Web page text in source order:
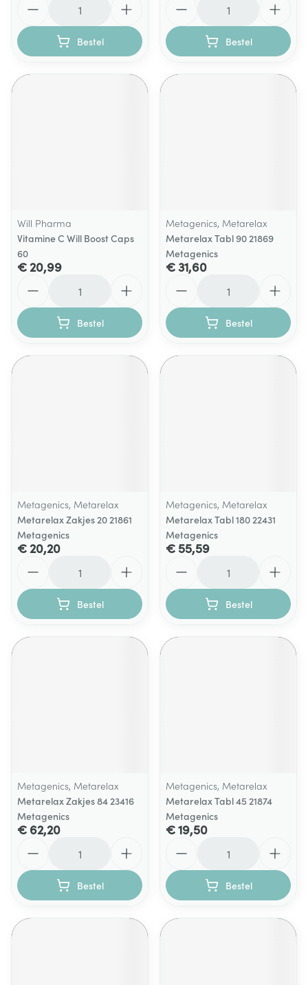
Bestel Bestel
Will Pharma
Vitamine C Will Boost Caps
60
€ 20,99
Bestel
Metagenics, Metarelax
Metarelax Tabl 90 21869
Metagenics
€ 31,60
Bestel
Metagenics, Metarelax
Metarelax Zakjes 20 21861
Metagenics
€ 20,20
Bestel
Metagenics, Metarelax
Metarelax Tabl 180 22431
Metagenics
€ 55,59
Bestel
Metagenics, Metarelax
Metarelax Zakjes 84 23416
Metagenics
€ 62,20
Bestel
Metagenics, Metarelax
Metarelax Tabl 45 21874
Metagenics
€ 19,50
Bestel